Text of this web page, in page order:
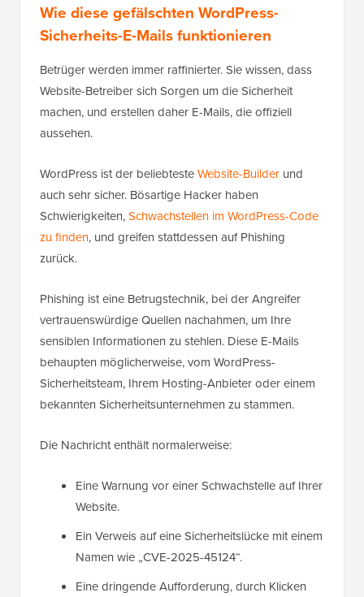
Wie diese gefälschten WordPress-
Sicherheits-E-Mails funktionieren
Betrüger werden immer raffinierter. Sie wissen, dass
Website-Betreiber sich Sorgen um die Sicherheit
machen, und erstellen daher E-Mails, die offiziell
aussehen.
WordPress ist der beliebtesteWebsite-Builder und
auch sehr sicher. Bösartige Hacker haben
Schwierigkeiten,Schwachstellen im WordPress-Code
zu finden, und greifen stattdessen auf Phishing
zurück.
Phishing ist eine Betrugstechnik, bei der Angreifer
vertrauenswürdige Quellen nachahmen, um Ihre
sensiblen Informationen zu stehlen. Diese E-Mails
behaupten möglicherweise, vom WordPress-
Sicherheitsteam, Ihrem Hosting-Anbieter oder einem
bekannten Sicherheitsunternehmen zu stammen.
Die Nachricht enthält normalerweise:
Eine Warnung vor einer Schwachstelle auf Ihrer
Website.
Ein Verweis auf eine Sicherheitslücke mit einem
Namen wie „CVE-2025-45124“.
Eine dringende Aufforderung, durch Klicken